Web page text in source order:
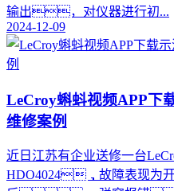
输出，对仪器进行初...
2024-12-09
LeCroy蝌蚪视频APP下
维修案例
近日江苏有企业送修一台
HDO4024，故障表现为